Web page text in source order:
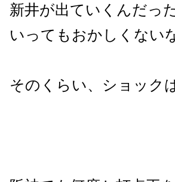
新井が出ていくんだっ
いってもおかしくない
そのくらい、ショック